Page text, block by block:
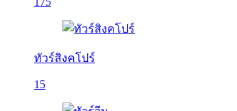
ทัวร์สิงคโปร์
15